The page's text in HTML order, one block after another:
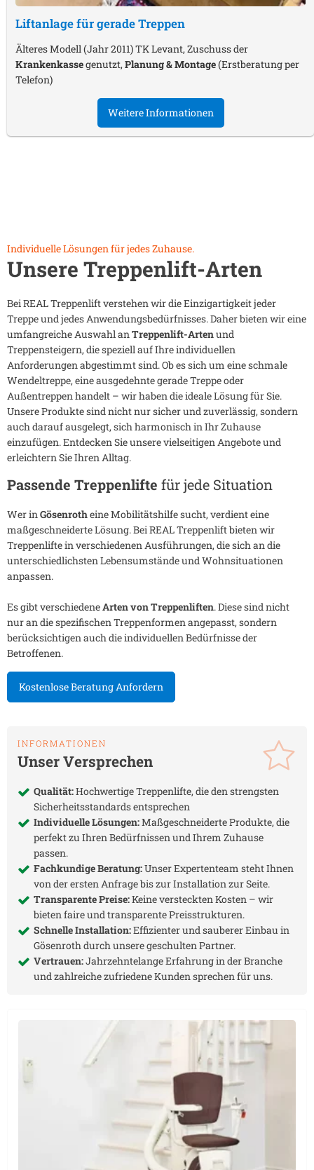
Liftanlage für gerade Treppen
Älteres Modell (Jahr 2011) TK Levant, Zuschuss der
Krankenkassegenutzt,Planung & Montage(Erstberatung per
Telefon)
Weitere Informationen
Individuelle Lösungen für jedes Zuhause.
Unsere Treppenlift-Arten
Bei REAL Treppenlift verstehen wir die Einzigartigkeit jeder
Treppe und jedes Anwendungsbedürfnisses. Daher bieten wir eine
umfangreiche Auswahl anTreppenlift-Artenund
Treppensteigern, die speziell auf Ihre individuellen
Anforderungen abgestimmt sind. Ob es sich um eine schmale
Wendeltreppe, eine ausgedehnte gerade Treppe oder
Außentreppen handelt – wir haben die ideale Lösung für Sie.
Unsere Produkte sind nicht nur sicher und zuverlässig, sondern
auch darauf ausgelegt, sich harmonisch in Ihr Zuhause
einzufügen. Entdecken Sie unsere vielseitigen Angebote und
erleichtern Sie Ihren Alltag.
Passende Treppenlifte für jede Situation
Wer inGösenrotheine Mobilitätshilfe sucht, verdient eine
maßgeschneiderte Lösung. Bei REAL Treppenlift bieten wir
Treppenlifte in verschiedenen Ausführungen, die sich an die
unterschiedlichsten Lebensumstände und Wohnsituationen
anpassen.
Es gibt verschiedeneArten von Treppenliften. Diese sind nicht
nur an die spezifischen Treppenformen angepasst, sondern
berücksichtigen auch die individuellen Bedürfnisse der
Betroffenen.
Kostenlose Beratung Anfordern
INFORMATIONEN
Unser Versprechen
Qualität:Hochwertige Treppenlifte, die den strengsten
Sicherheitsstandards entsprechen
Individuelle Lösungen:Maßgeschneiderte Produkte, die
perfekt zu Ihren Bedürfnissen und Ihrem Zuhause
passen.
Fachkundige Beratung:Unser Expertenteam steht Ihnen
von der ersten Anfrage bis zur Installation zur Seite.
Transparente Preise:Keine versteckten Kosten – wir
bieten faire und transparente Preisstrukturen.
Schnelle Installation:Effizienter und sauberer Einbau in
Gösenrothdurch unsere geschulten Partner.
Vertrauen:Jahrzehntelange Erfahrung in der Branche
und zahlreiche zufriedene Kunden sprechen für uns.